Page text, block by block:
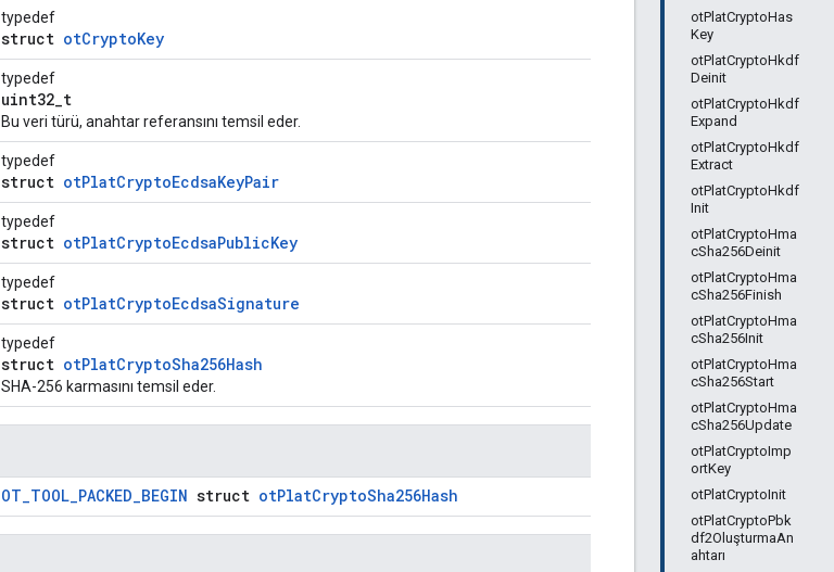
otPlatCryptoHas
Key
otPlatCryptoHkdf
Deinit
otPlatCryptoHkdf
Expand
otPlatCryptoHkdf
Extract
otPlatCryptoHkdf
Init
otPlatCryptoHma
cSha256Deinit
otPlatCryptoHma
cSha256Finish
otPlatCryptoHma
cSha256Init
otPlatCryptoHma
cSha256Start
otPlatCryptoHma
cSha256Update
otPlatCryptoImp
ortKey
otPlatCryptoInit
otPlatCryptoPbk
df2OluşturmaAn
ahtarı
typedef
struct otCryptoKey
typedef
uint32_t
Bu veri türü, anahtar referansını temsil eder.
typedef
struct otPlatCryptoEcdsaKeyPair
typedef
struct otPlatCryptoEcdsaPublicKey
typedef
struct otPlatCryptoEcdsaSignature
typedef
struct otPlatCryptoSha256Hash
SHA-256 karmasını temsil eder.
OT_TOOL_PACKED_BEGIN struct otPlatCryptoSha256Hash